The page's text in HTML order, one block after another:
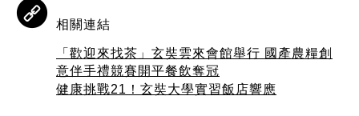
相關連結
「歡迎來找茶」玄奘雲來會館舉行 國產農糧創
意伴手禮競賽開平餐飲奪冠
健康挑戰21！玄奘大學實習飯店響應